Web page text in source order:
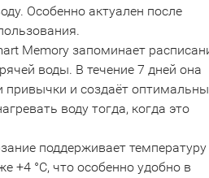
Особенно актуален после
Memory запоминает
воды. В течение 7 дней она
привычки и создаёт
воду тогда, когда это
поддерживает температуру
+4 °С, что особенно удобно в